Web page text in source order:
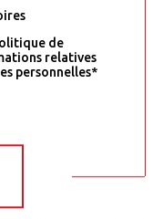
de
relatives
personnelles*